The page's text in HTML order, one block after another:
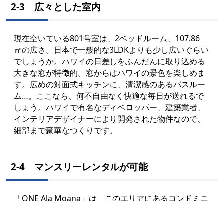
2-3 広々とした室内
現在空いている801号室は、2ベッドルーム、107.86
㎡の広さ。日本で一般的な3LDKよりも少し広いぐらい
でしょうか。ハワイの日差しをふんだんに取り込める
大きな窓が特徴的。窓からはハワイの景色を楽しめま
す。広めの対面式キッチンに、清潔感のあるバスルー
ム…。ここなら、何不自由なく快適な毎日が送れるで
しょう。ハワイで有名なディベロッパー、建築業者、
インテリアデザイナーにより開発された物件なので、
細部まで豪華なつくりです。
2-4 マンスリーレンタルが可能
「ONE Ala Moana」は、このエリアにあるコンドミニ